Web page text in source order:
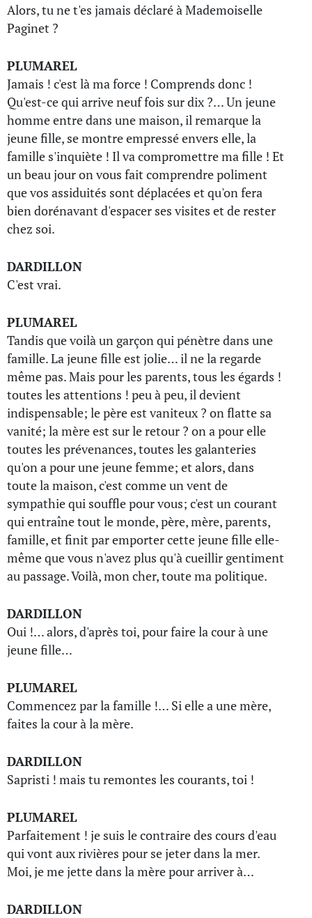
Alors, tu ne t'es jamais déclaré à Mademoiselle
Paginet ?
PLUMAREL
Jamais ! c'est là ma force ! Comprends donc !
Qu'est-ce qui arrive neuf fois sur dix ?… Un jeune
homme entre dans une maison, il remarque la
jeune fille, se montre empressé envers elle, la
famille s'inquiète ! Il va compromettre ma fille ! Et
un beau jour on vous fait comprendre poliment
que vos assiduités sont déplacées et qu'on fera
bien dorénavant d'espacer ses visites et de rester
chez soi.
DARDILLON
C'est vrai.
PLUMAREL
Tandis que voilà un garçon qui pénètre dans une
famille. La jeune fille est jolie… il ne la regarde
même pas. Mais pour les parents, tous les égards !
toutes les attentions ! peu à peu, il devient
indispensable; le père est vaniteux ? on flatte sa
vanité; la mère est sur le retour ? on a pour elle
toutes les prévenances, toutes les galanteries
qu'on a pour une jeune femme; et alors, dans
toute la maison, c'est comme un vent de
sympathie qui souffle pour vous; c'est un courant
qui entraîne tout le monde, père, mère, parents,
famille, et finit par emporter cette jeune fille elle-
même que vous n'avez plus qu'à cueillir gentiment
au passage. Voilà, mon cher, toute ma politique.
DARDILLON
Oui !… alors, d'après toi, pour faire la cour à une
jeune fille…
PLUMAREL
Commencez par la famille !… Si elle a une mère,
faites la cour à la mère.
DARDILLON
Sapristi ! mais tu remontes les courants, toi !
PLUMAREL
Parfaitement ! je suis le contraire des cours d'eau
qui vont aux rivières pour se jeter dans la mer.
Moi, je me jette dans la mère pour arriver à…
DARDILLON